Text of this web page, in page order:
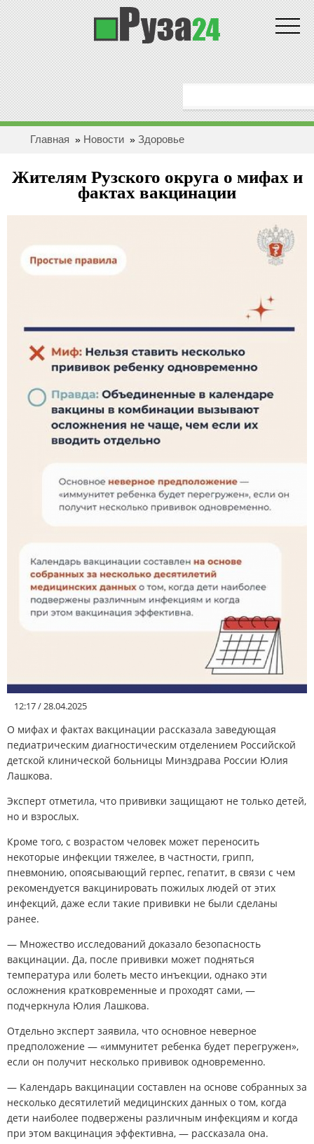
Новости
ЗДОРОВЬЕ
ПОЛИТИКА
КУЛЬТУРА
СПОРТ
РЕДАКЦИЯ
КОНТАКТЫ
Главная » Новости » Здоровье
Жителям Рузского округа о мифах и
фактах вакцинации
12:17 / 28.04.2025
О мифах и фактах вакцинации рассказала заведующая
педиатрическим диагностическим отделением Российской
детской клинической больницы Минздрава России Юлия
Лашкова.
Эксперт отметила, что прививки защищают не только детей,
но и взрослых.
Кроме того, с возрастом человек может переносить
некоторые инфекции тяжелее, в частности, грипп,
пневмонию, опоясывающий герпес, гепатит, в связи с чем
рекомендуется вакцинировать пожилых людей от этих
инфекций, даже если такие прививки не были сделаны
ранее.
— Множество исследований доказало безопасность
вакцинации. Да, после прививки может подняться
температура или болеть место инъекции, однако эти
осложнения кратковременные и проходят сами, —
подчеркнула Юлия Лашкова.
Отдельно эксперт заявила, что основное неверное
предположение — «иммунитет ребенка будет перегружен»,
если он получит несколько прививок одновременно.
— Календарь вакцинации составлен на основе собранных за
несколько десятилетий медицинских данных о том, когда
дети наиболее подвержены различным инфекциям и когда
при этом вакцинация эффективна, — рассказала она.